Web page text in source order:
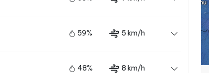
59% 5 km/h
48% 8 km/h